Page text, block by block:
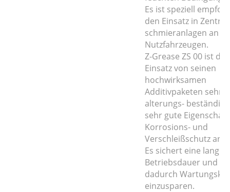
Es ist speziell
den Einsatz in Zentral-
schmieranlagen an
Nutzfahrzeugen.
Z-Grease ZS 00 ist
Einsatz von seinen
hochwirksamen
Additivpaketen sehr
alterungs- beständig
sehr gute
Korrosions- und
Verschleißschutz
Es sichert eine lange
Betriebsdauer und
dadurch
einzusparen.